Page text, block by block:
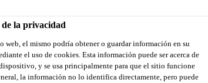
la privacidad
web, el mismo podría obtener o guardar información en su
el uso de cookies. Esta información puede ser acerca de
y se usa principalmente para que el sitio funcione
la información no lo identifica directamente, pero puede